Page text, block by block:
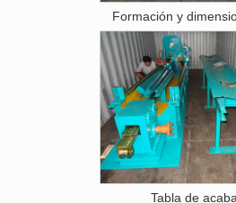
Formación y
Tabla de